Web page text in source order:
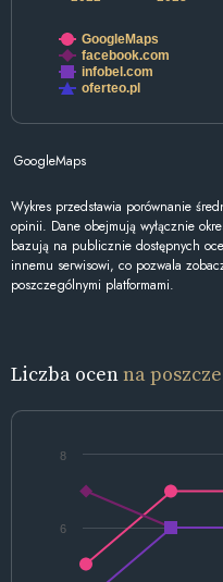
GoogleMaps
facebook.com
infobel.com
oferteo.pl
GoogleMaps
Wykres przedstawia porównanie
opinii. Dane obejmują wyłącznie
bazują na publicznie dostępnych
innemu serwisowi, co pozwala
poszczególnymi platformami.
Liczba ocenna
6
8